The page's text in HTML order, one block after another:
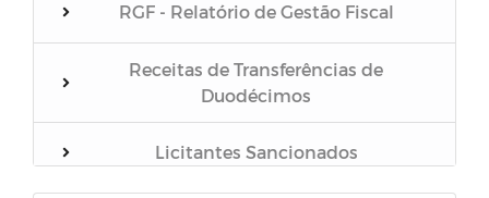
RGF - Relatório de Gestão Fiscal
Receitas de Transferências de
Duodécimos
Licitantes Sancionados